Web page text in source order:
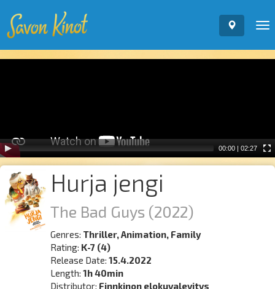
00:00 | 02:27
Hurja jengi
The Bad Guys (2022)
Genres: Thriller, Animation, Family
Rating: K-7 (4)
Release Date:15.4.2022
Length:1h 40min
Distributor: Finnkinon elokuvalevitys